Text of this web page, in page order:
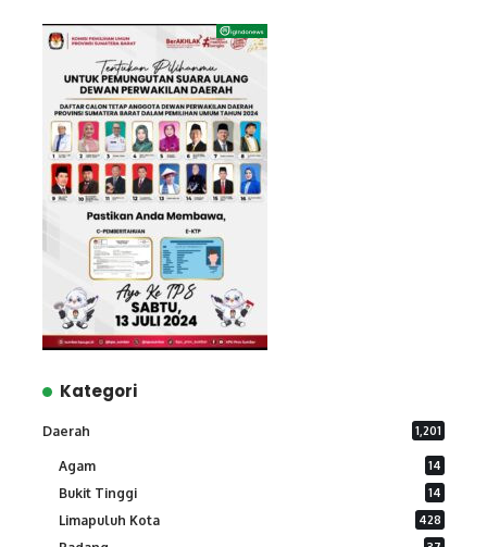
Kategori
Daerah 1,201
Agam 14
Bukit Tinggi 14
Limapuluh Kota 428